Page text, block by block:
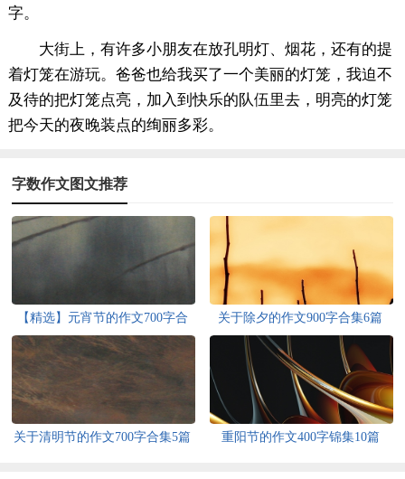
字。
大街上，有许多小朋友在放孔明灯、烟花，还有的提
着灯笼在游玩。爸爸也给我买了一个美丽的灯笼，我迫不
及待的把灯笼点亮，加入到快乐的队伍里去，明亮的灯笼
把今天的夜晚装点的绚丽多彩。
字数作文图文推荐
【精选】元宵节的作文700字合
集8篇
关于除夕的作文900字合集6篇
关于清明节的作文700字合集5篇 重阳节的作文400字锦集10篇